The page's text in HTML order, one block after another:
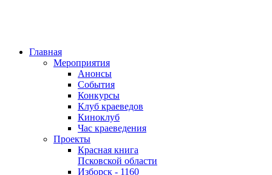
Главная
Мероприятия
Анонсы
События
Конкурсы
Клуб краеведов
Киноклуб
Час краеведения
Проекты
Красная книга
Псковской области
Изборск - 1160